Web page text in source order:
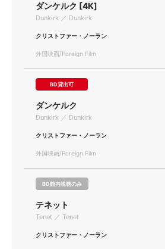
ダンケルク [4K]
Dunkirk ／ Dunkirk
クリストファー・ノーラン
外国映画/Foreign Film
BD貸出可
ダンケルク
Dunkirk ／ Dunkirk
クリストファー・ノーラン
外国映画/Foreign Film
BD館内視聴のみ
テネット
Tenet ／ Tenet
クリストファー・ノーラン